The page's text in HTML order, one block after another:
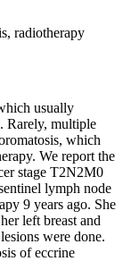
radiotherapy
usually
Rarely, multiple
which
We report the
stage T2N2M0
lymph node
9 years ago. She
left breast and
were done.
of eccrine